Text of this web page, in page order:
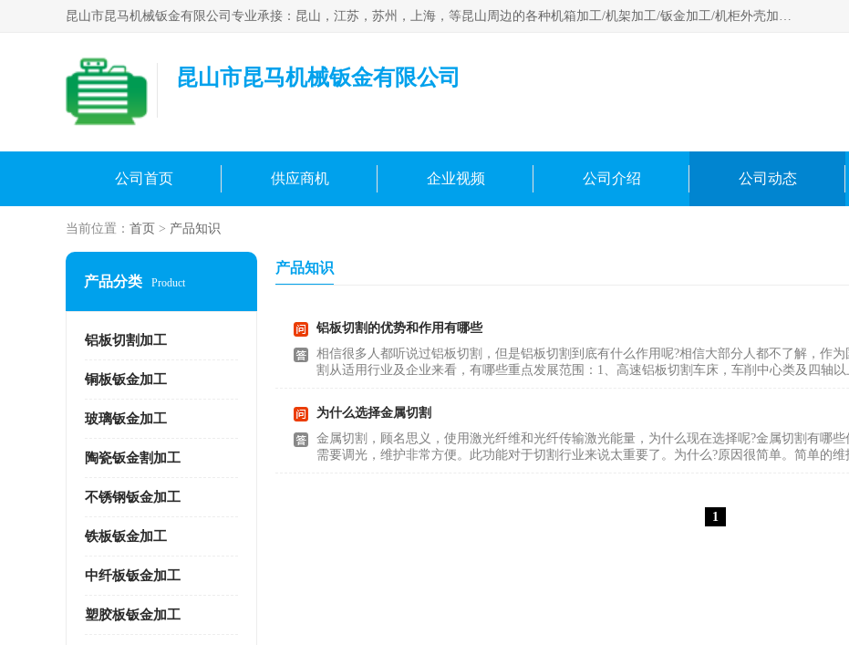
昆山市昆马机械钣金有限公司专业承接：昆山，江苏，苏州，上海，等昆山周边的各种机箱加工/机架加工/钣金加工/机柜外壳加工。多年来，我厂遵循“以人为本”的管理理念，本着“用户第一、信誉至上”的宗旨和“求实、务实，提高办事效率，参与市场竞争”的精神。欢迎新老客户来电咨询！
昆山市昆马机械钣金有限公司
公司首页 供应商机 企业视频 公司介绍 公司动态
当前位置： 首页 > 产品知识
产品分类 Product
铝板切割加工
铜板钣金加工
玻璃钣金加工
陶瓷钣金割加工
不锈钢钣金加工
铁板钣金加工
中纤板钣金加工
塑胶板钣金加工
产品知识
铝板切割的优势和作用有哪些
相信很多人都听说过铝板切割，但是铝板切割到底有什么作用呢?相信大部分人都不了解，作
割从适用行业及企业来看，有哪些重点发展范围：1、高速铝板切割车床，车削中心类及四轴
为什么选择金属切割
金属切割，顾名思义，使用激光纤维和光纤传输激光能量，为什么现在选择呢?金属切割有哪
需要调光，维护非常方便。此功能对于切割行业来说太重要了。为什么?原因很简单。简单的
1